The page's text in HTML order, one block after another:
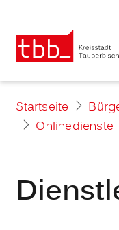
Startseite
Onlinedienste